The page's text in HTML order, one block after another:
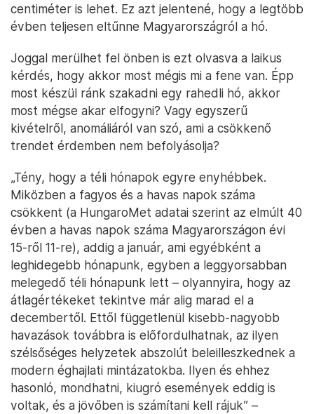
centiméter is lehet. Ez azt jelentené, hogy a legtöbb
évben teljesen eltűnne Magyarországról a hó.
Joggal merülhet fel önben is ezt olvasva a laikus
kérdés, hogy akkor most mégis mi a fene van. Épp
most készül ránk szakadni egy rahedli hó, akkor
most mégse akar elfogyni? Vagy egyszerű
kivételről, anomáliáról van szó, ami a csökkenő
trendet érdemben nem befolyásolja?
„Tény, hogy a téli hónapok egyre enyhébbek.
Miközben a fagyos és a havas napok száma
csökkent (a HungaroMet adatai szerint az elmúlt 40
évben a havas napok száma Magyarországon évi
15-ről 11-re), addig a január, ami egyébként a
leghidegebb hónapunk, egyben a leggyorsabban
melegedő téli hónapunk lett – olyannyira, hogy az
átlagértékeket tekintve már alig marad el a
decembertől. Ettől függetlenül kisebb-nagyobb
havazások továbbra is előfordulhatnak, az ilyen
szélsőséges helyzetek abszolút beleilleszkednek a
modern éghajlati mintázatokba. Ilyen és ehhez
hasonló, mondhatni, kiugró események eddig is
voltak, és a jövőben is számítani kell rájuk” –